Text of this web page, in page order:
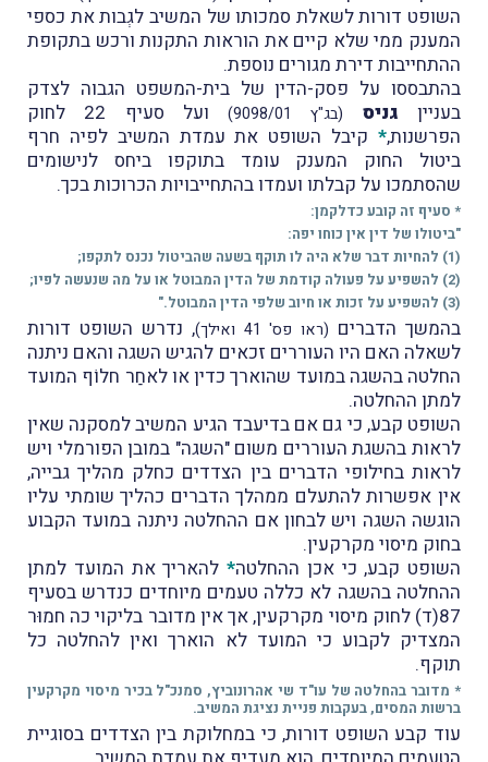
השופט דורות לשאלת סמכותו של המשיב לגְבות את כספי
המענק ממי שלא קיים את הוראות התקנות ורכש בתקופת
ההתחייבות דירת מגורים נוספת.
בהתבססו על פסק-הדין של בית-המשפט הגבוה לצדק
בעניין גניס (בג"ץ 9098/01)
ועל סעיף 22 לחוק
הפרשנות,* קיבל השופט את עמדת המשיב לפיה חרף
ביטול החוק המענק עומד בתוקפו ביחס לנישומים
שהסתמכו על קבלתו ועמדו בהתחייבויות הכרוכות בכך.
* סעיף זה קובע כדלקמן:
"ביטולו של דין אין כוחו יפה:
(1) להחיות דבר שלא היה לו תוקף בשעה שהביטול נכנס לתקפו;
(2) להשפיע על פעולה קודמת של הדין המבוטל או על מה שנעשה לפיו;
(3) להשפיע על זכות או חיוב שלפי הדין המבוטל."
בהמשך הדברים (ראו פס' 41 ואילך)
, נדרש השופט דורות
לשאלה האם היו העוררים זכאים להגיש השגה והאם ניתנה
החלטה בהשגה במועד שהוארך כדין או לאחַר חלוֹף המועד
למתן ההחלטה.
השופט קבע, כי גם אם בדיעבד הגיע המשיב למסקנה שאין
לראות בהשגת העוררים משום "השגה" במובן הפורמלי ויש
לראות בחילופי הדברים בין הצדדים כחלק מהליך גבייה,
אין אפשרות להתעלם ממהלך הדברים כהליך שומתי עליו
הוגשה השגה ויש לבחון אם ההחלטה ניתנה במועד הקבוע
בחוק מיסוי מקרקעין.
השופט קבע, כי אכן ההחלטה* להאריך את המועד למתן
ההחלטה בהשגה לא כללה טעמים מיוחדים כנדרש בסעיף
87(ד) לחוק מיסוי מקרקעין, אך אין מדובר בליקוי כה חמוּר
המצדיק לקבוע כי המועד לא הוארך ואין להחלטה כל
תוקף.
* מדובר בהחלטה של עו"ד שי אהרונוביץ, סמנכ"ל בכיר מיסוי מקרקעין
ברשות המסים, בעקבות פניית נציגת המשיב.
עוד קבע השופט דורות, כי במחלוקת בין הצדדים בסוגיית